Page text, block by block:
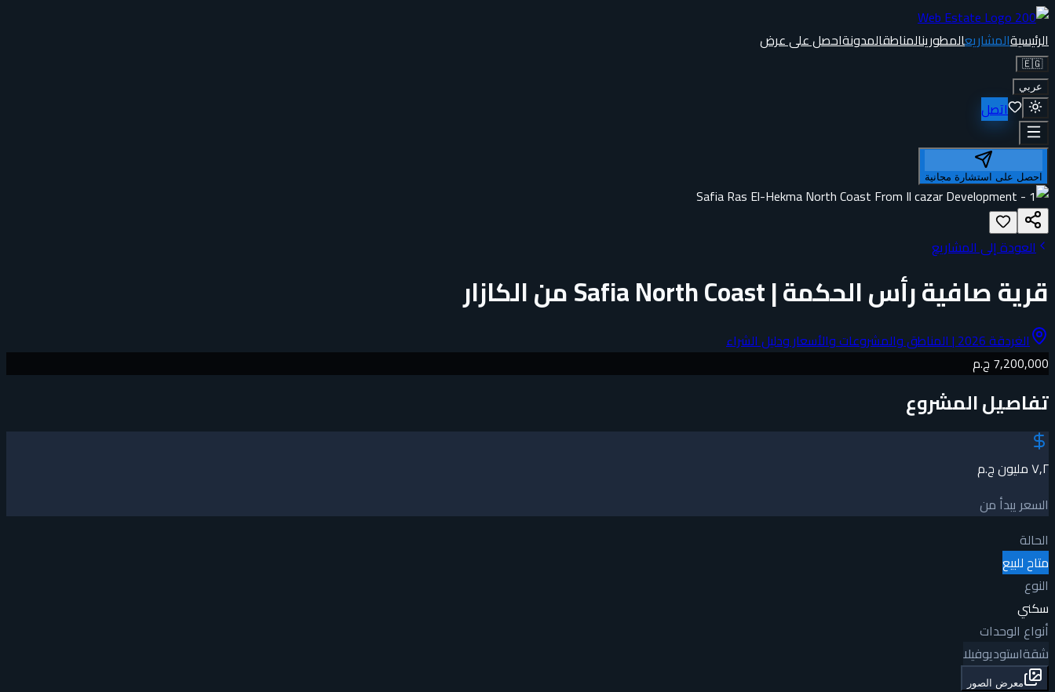
الرئيسيةالمشاريعالمطورينالمناطقالمدونةاحصل على عرض
🇪🇬
عربي
اتصل
احصل على استشارة مجانية
العودة إلى المشاريع
قرية صافية رأس الحكمة | Safia North Coast من الكازار
الغردقة 2026 | المناطق والمشروعات والأسعار ودليل الشراء
7,200,000 ج.م
تفاصيل المشروع
٧٫٢ مليون ج.م
السعر يبدأ من
الحالة
متاح للبيع
النوع
سكني
أنواع الوحدات
شقةاستوديوفيلا
معرض الصور